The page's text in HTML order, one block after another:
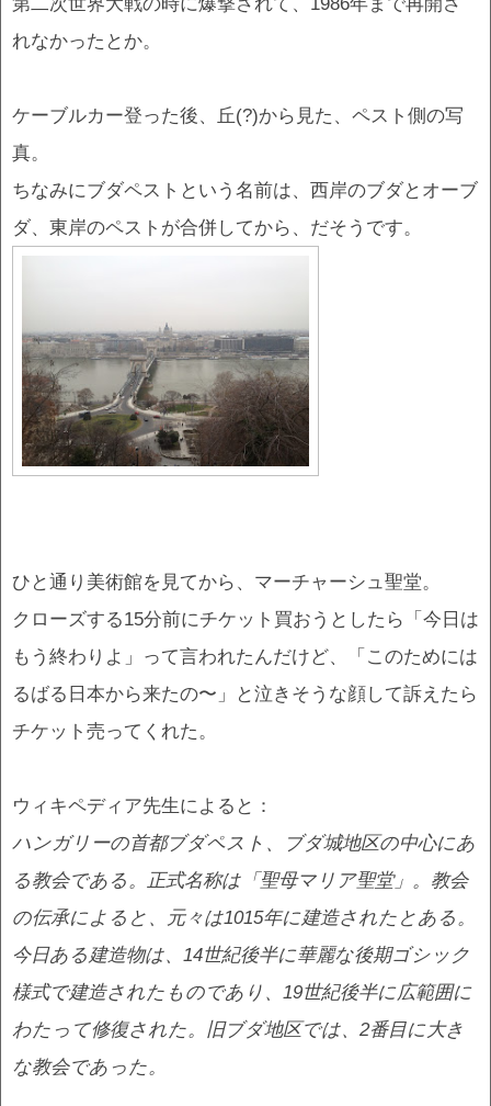
れなかったとか。
ケーブルカー登った後、丘(?)から見た、ペスト側の写
真。
ちなみにブダペストという名前は、西岸のブダとオーブ
ダ、東岸のペストが合併してから、だそうです。
ひと通り美術館を見てから、マーチャーシュ聖堂。
クローズする15分前にチケット買おうとしたら「今日は
もう終わりよ」って言われたんだけど、「このためには
るばる日本から来たの〜」と泣きそうな顔して訴えたら
チケット売ってくれた。
ウィキペディア先生によると：
ハンガリーの首都ブダペスト、ブダ城地区の中心にあ
る教会である。正式名称は「聖母マリア聖堂」。教会
の伝承によると、元々は1015年に建造されたとある。
今日ある建造物は、14世紀後半に華麗な後期ゴシック
様式で建造されたものであり、19世紀後半に広範囲に
わたって修復された。旧ブダ地区では、2番目に大き
な教会であった。